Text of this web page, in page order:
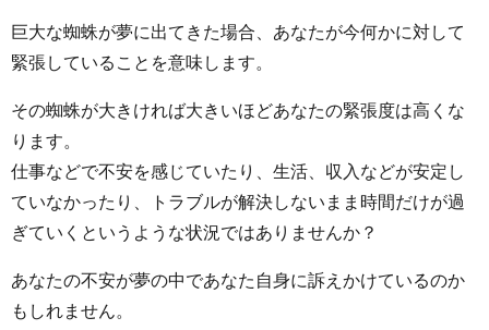
巨大な蜘蛛が夢に出てきた場合、あなたが今何かに対して
緊張していることを意味します。
その蜘蛛が大きければ大きいほどあなたの緊張度は高くな
ります。
仕事などで不安を感じていたり、生活、収入などが安定し
ていなかったり、トラブルが解決しないまま時間だけが過
ぎていくというような状況ではありませんか？
あなたの不安が夢の中であなた自身に訴えかけているのか
もしれません。